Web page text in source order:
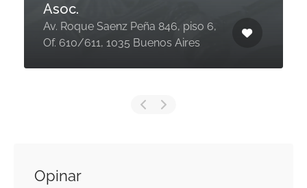
Asoc.
Av. Roque Saenz Peña 846, piso 6,
Of. 610/611, 1035 Buenos Aires
Opinar